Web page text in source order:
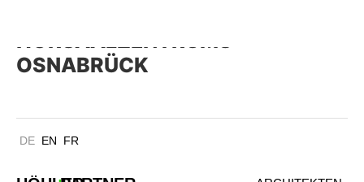
HÖRSAALZENTRUMS
OSNABRÜCK
DE EN FR